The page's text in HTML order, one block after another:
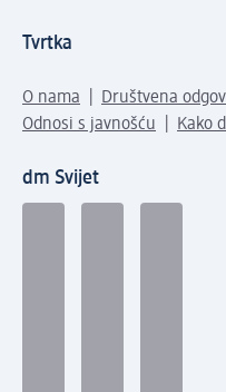
Tvrtka
O nama Društvena
Odnosi s javnošću
Kako
dm Svijet